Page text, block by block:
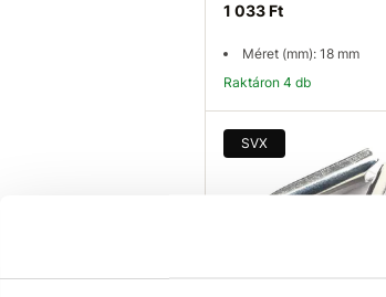
1 033 Ft
Méret (mm): 18 mm
Raktáron 4 db
SVX